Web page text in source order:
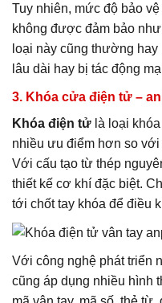
Tuy nhiên, mức độ bảo
không được đảm bảo
loại này cũng thường
lâu dài hay bị tác động
3. Khóa cửa điện tử –
Khóa điện tử là loại
nhiều ưu điểm hơn so
Với cấu tạo từ thép
thiết kế cơ khí đặc biệt.
tới chốt tay khóa để điều
Với công nghệ phát triển
cũng áp dụng nhiều hình